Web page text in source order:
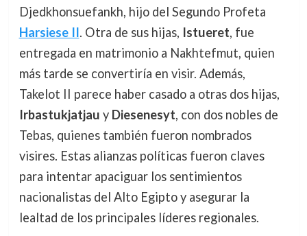
Djedkhonsuefankh, hijo del Segundo Profeta
Harsiese II. Otra de sus hijas, Istueret, fue
entregada en matrimonio a Nakhtefmut, quien
más tarde se convertiría en visir. Además,
Takelot II parece haber casado a otras dos hijas,
Irbastukjatjau y Diesenesyt, con dos nobles de
Tebas, quienes también fueron nombrados
visires. Estas alianzas políticas fueron claves
para intentar apaciguar los sentimientos
nacionalistas del Alto Egipto y asegurar la
lealtad de los principales líderes regionales.